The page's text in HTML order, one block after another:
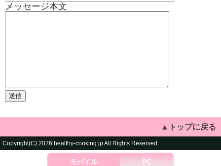
メッセージ本文
▲トップに戻る
Copyright(C) 2026 healthy-cooking.jp All Rights Reserved.
モバイル PC